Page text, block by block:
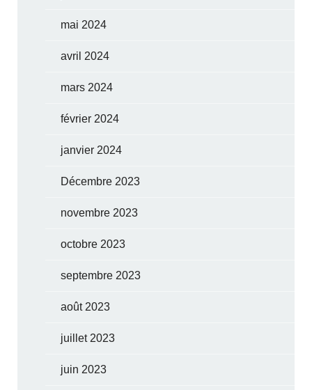
mai 2024
avril 2024
mars 2024
février 2024
janvier 2024
Décembre 2023
novembre 2023
octobre 2023
septembre 2023
août 2023
juillet 2023
juin 2023